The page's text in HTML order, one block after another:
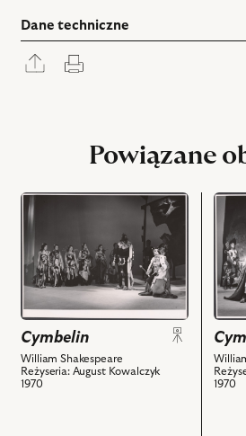
Dane techniczne
Rozwiń
panel
Powiązane
przejdź
do
obiektu
Cymbelin,
Na
zdjęciu:
scena
zbiorowa
i
powiązanych
Cymbelin
William Shakespeare
Reżyseria: August Kowalczyk
1970
do
Na
-
1970